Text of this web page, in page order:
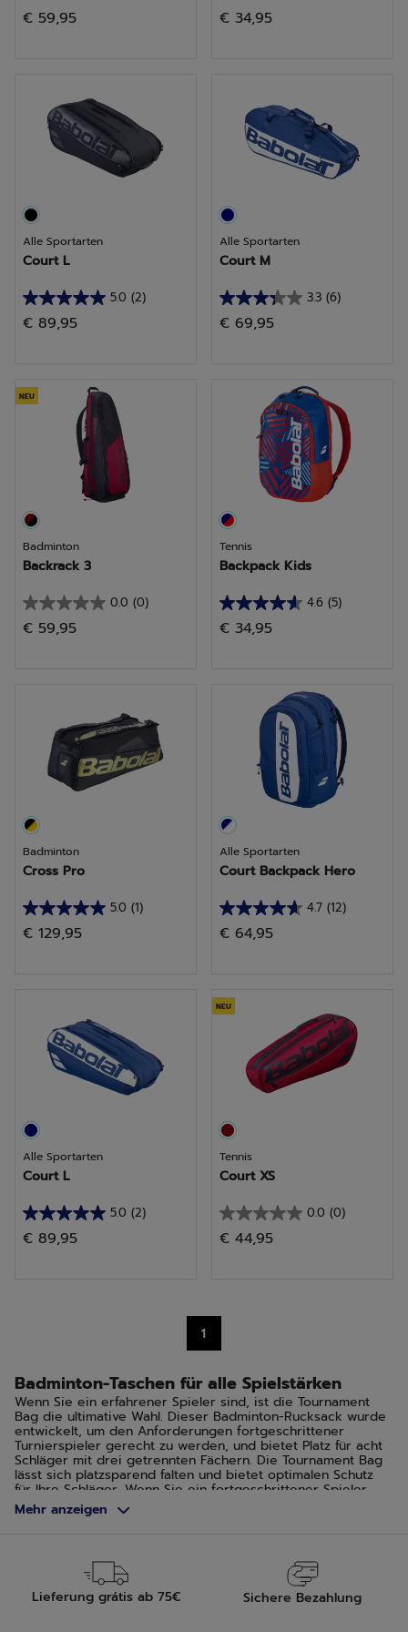
von
Bewertungen
€ 59,95
von
Bewertungen
€ 34,95
Alle Sportarten
Court L
5.0 (2)
5.0
von
2
Bewertungen
€ 89,95
Alle Sportarten
Court M
3.3 (6)
3.3
von
Bewertungen
€ 69,95
NEU
Badminton
Backrack 3
0.0 (0)
0.0
von
€ 59,95
Tennis
Backpack Kids
4.6 (5)
4.6
von
Bewertungen
€ 34,95
Badminton
Cross Pro
5.0 (1)
5.0
von
Bewertung
€ 129,95
Alle Sportarten
Court Backpack Hero
4.7 (12)
4.7
von
12
Bewertungen
€ 64,95
Alle Sportarten
Court L
5.0 (2)
5.0
von
€ 89,95
NEU
Tennis
Court XS
0.0 (0)
0.0
von
€ 44,95
1
Badminton-Taschen für alle Spielstärken
Wenn Sie ein erfahrener Spieler sind, ist die Tournament
Bag die ultimative Wahl. Dieser Badminton-Rucksack wurde
entwickelt, um den Anforderungen fortgeschrittener
Turnierspieler gerecht zu werden, und bietet Platz für acht
Schläger mit drei getrennten Fächern. Die Tournament Bag
lässt sich platzsparend falten und bietet optimalen Schutz
für Ihre Schläger. Wenn Sie ein fortgeschrittener Spieler
sind, der ein- bis zweimal pro Woche spielt, bieten sich die
Backrack 2 oder die Duffle Rack an, die leichter und
z. B. mittels der belüfteten Tasche für Schuhe. Bei der Wahl
zwischen diesen zwei Taschen sollten Sie Ihr übliches
Transportmittel berücksichtigen.
Mehr anzeigen
Lieferung grátis ab 75€ Sichere Bezahlung